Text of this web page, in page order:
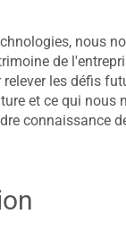
nous
de
les défis
et ce qui nous
connaissance